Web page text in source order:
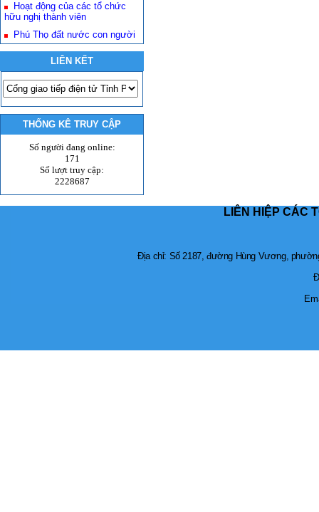
Hoạt động của các tổ chức
hữu nghị thành viên
Phú Thọ đất nước con người
LIÊN KẾT
THỐNG KÊ TRUY CẬP
Số người đang online:
171
Số lượt truy cập:
2228687
LIÊN HIỆP CÁC
Địa chỉ: Số 2187, đường Hùng Vương,